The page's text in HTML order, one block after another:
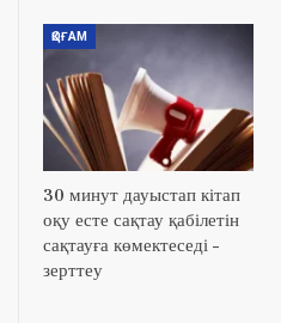
ҚОҒАМ
30 минут дауыстап кітап
оқу есте сақтау қабілетін
сақтауға көмектеседі –
зерттеу